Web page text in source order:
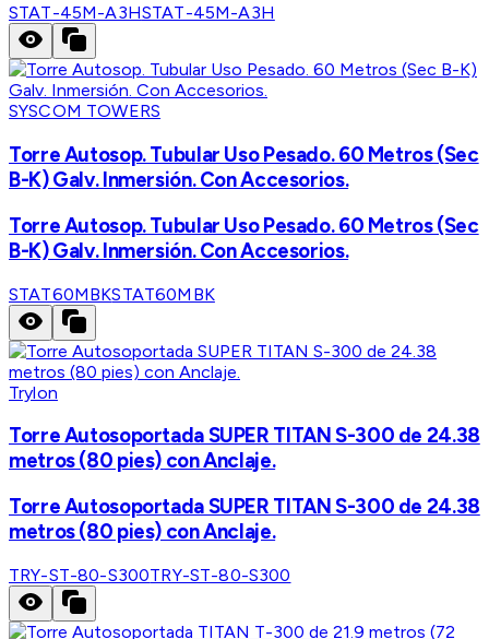
STAT-45M-A3HSTAT-45M-A3H
SYSCOM TOWERS
Torre Autosop. Tubular Uso Pesado. 60 Metros (Sec
B-K) Galv. Inmersión. Con Accesorios.
Torre Autosop. Tubular Uso Pesado. 60 Metros (Sec
B-K) Galv. Inmersión. Con Accesorios.
STAT60MBKSTAT60MBK
Trylon
Torre Autosoportada SUPER TITAN S-300 de 24.38
metros (80 pies) con Anclaje.
Torre Autosoportada SUPER TITAN S-300 de 24.38
metros (80 pies) con Anclaje.
TRY-ST-80-S300TRY-ST-80-S300